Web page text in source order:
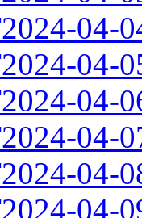
04-
04-
04-
04-
04-
04-